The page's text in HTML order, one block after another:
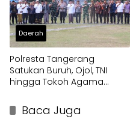
Daerah
Polresta Tangerang
Satukan Buruh, Ojol, TNI
hingga Tokoh Agama
Baca Juga